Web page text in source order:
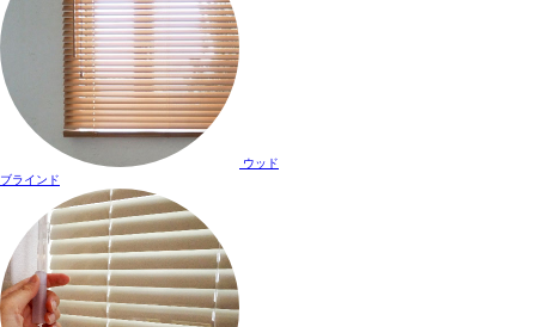
ウッド
ブラインド